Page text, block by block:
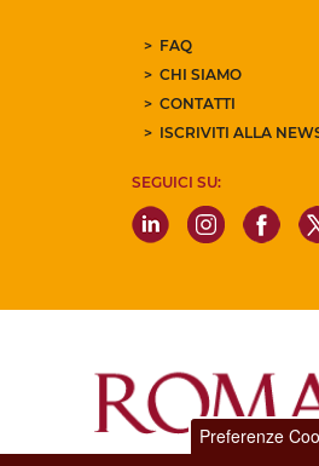
FAQ
CHI SIAMO
CONTATTI
ISCRIVITI ALLA
SEGUICI SU:
Preferenze